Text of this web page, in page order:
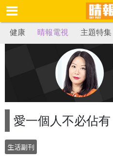
健康 晴報電視 主題特集
愛一個人不必佔有
生活副刊